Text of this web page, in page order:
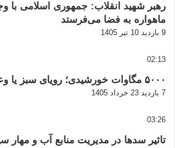
رهبر شهید انقلاب: جمهوری اسلامی با
ماهواره به فضا می‌فرستد
9 بازدید 10 تیر 1405
02:13
۵۰۰۰ مگاوات خورشیدی؛ رویای سبز یا وعده تکراری؟
7 بازدید 23 خرداد 1405
03:26
تاثیر سدها در مدیریت منابع آب و مهار